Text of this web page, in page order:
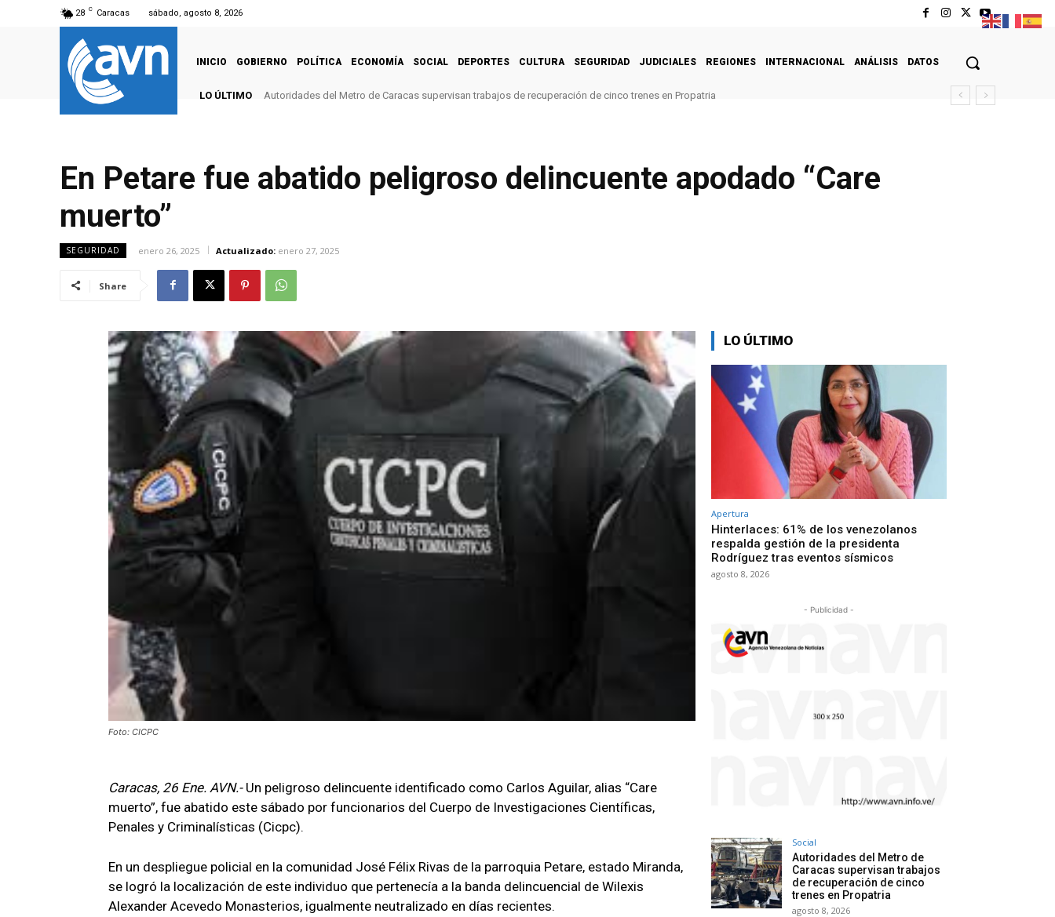
28 C Caracas sábado, agosto 8, 2026
INICIO GOBIERNO POLÍTICA ECONOMÍA SOCIAL DEPORTES CULTURA SEGURIDAD JUDICIALES REGIONES INTERNACIONAL ANÁLISIS DATOS
LO ÚLTIMO Autoridades del Metro de Caracas supervisan trabajos de recuperación de cinco trenes en Propatria
En Petare fue abatido peligroso delincuente apodado “Care
muerto”
SEGURIDAD enero 26, 2025 Actualizado: enero 27, 2025
Share
Foto: CICPC
Caracas, 26 Ene. AVN.-Un peligroso delincuente identificado como Carlos Aguilar, alias “Care
muerto”, fue abatido este sábado por funcionarios del Cuerpo de Investigaciones Científicas,
Penales y Criminalísticas (Cicpc).
En un despliegue policial en la comunidad José Félix Rivas de la parroquia Petare, estado Miranda,
se logró la localización de este individuo que pertenecía a la banda delincuencial de Wilexis
Alexander Acevedo Monasterios, igualmente neutralizado en días recientes.
LO ÚLTIMO
Apertura
Hinterlaces: 61% de los venezolanos
respalda gestión de la presidenta
Rodríguez tras eventos sísmicos
agosto 8, 2026
- Publicidad -
Social
Autoridades del Metro de
Caracas supervisan trabajos
de recuperación de cinco
trenes en Propatria
agosto 8, 2026